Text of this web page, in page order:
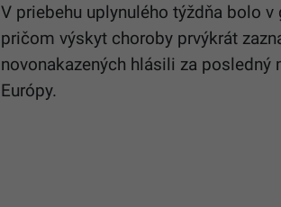
V priebehu uplynulého týždňa bolo
pričom výskyt choroby prvýkrát
novonakazených hlásili za posledný
Európy.